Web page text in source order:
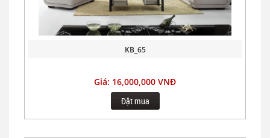
KB_65
Giá: 16,000,000 VNĐ
Đặt mua